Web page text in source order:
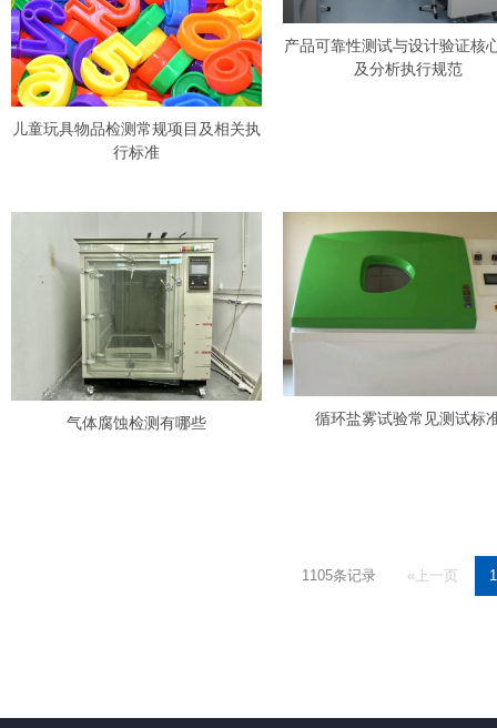
儿童玩具物品检测常规项目及相关执
行标准
产品可靠性测试与设计验证核
及分析执行规范
气体腐蚀检测有哪些 循环盐雾试验常见测试标
1105条记录 «上一页 1